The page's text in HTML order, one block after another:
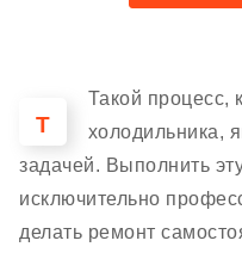
Т
Такой процесс,
холодильника,
задачей. Выполнить
исключительно
делать ремонт